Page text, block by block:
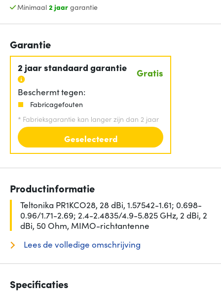
Minimaal 2 jaargarantie
Garantie
2 jaar standaard garantie Gratis
Beschermt tegen:
Fabricagefouten
* Fabrieksgarantie kan langer zijn dan 2 jaar
Geselecteerd
Productinformatie
Teltonika PR1KCO28, 28 dBi, 1.57542-1.61; 0.698-
0.96/1.71-2.69; 2.4-2.4835/4.9-5.825 GHz, 2 dBi, 2
dBi, 50 Ohm, MIMO-richtantenne
Lees de volledige omschrijving
Specificaties